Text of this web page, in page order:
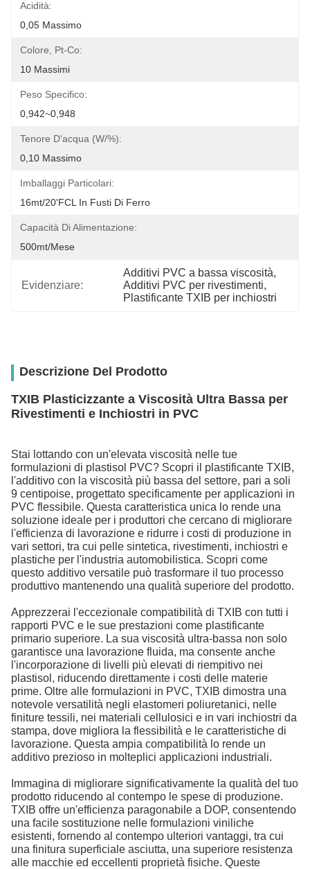
Acidità:
0,05 Massimo
Colore, Pt-Co:
10 Massimi
Peso Specifico:
0,942~0,948
Tenore D'acqua (w/%):
0,10 Massimo
Imballaggi Particolari:
16mt/20'FCL In Fusti Di Ferro
Capacità Di Alimentazione:
500mt/mese
Evidenziare:
Additivi PVC a bassa viscosità,
Additivi PVC per rivestimenti,
Plastificante TXIB per inchiostri
Descrizione Del Prodotto
TXIB Plasticizzante a Viscosità Ultra Bassa per
Rivestimenti e Inchiostri in PVC
Stai lottando con un'elevata viscosità nelle tue
formulazioni di plastisol PVC? Scopri il plastificante TXIB,
l'additivo con la viscosità più bassa del settore, pari a soli
9 centipoise, progettato specificamente per applicazioni in
PVC flessibile. Questa caratteristica unica lo rende una
soluzione ideale per i produttori che cercano di migliorare
l'efficienza di lavorazione e ridurre i costi di produzione in
vari settori, tra cui pelle sintetica, rivestimenti, inchiostri e
plastiche per l'industria automobilistica. Scopri come
questo additivo versatile può trasformare il tuo processo
produttivo mantenendo una qualità superiore del prodotto.
Apprezzerai l'eccezionale compatibilità di TXIB con tutti i
rapporti PVC e le sue prestazioni come plastificante
primario superiore. La sua viscosità ultra-bassa non solo
garantisce una lavorazione fluida, ma consente anche
l'incorporazione di livelli più elevati di riempitivo nei
plastisol, riducendo direttamente i costi delle materie
prime. Oltre alle formulazioni in PVC, TXIB dimostra una
notevole versatilità negli elastomeri poliuretanici, nelle
finiture tessili, nei materiali cellulosici e in vari inchiostri da
stampa, dove migliora la flessibilità e le caratteristiche di
lavorazione. Questa ampia compatibilità lo rende un
additivo prezioso in molteplici applicazioni industriali.
Immagina di migliorare significativamente la qualità del tuo
prodotto riducendo al contempo le spese di produzione.
TXIB offre un'efficienza paragonabile a DOP, consentendo
una facile sostituzione nelle formulazioni viniliche
esistenti, fornendo al contempo ulteriori vantaggi, tra cui
una finitura superficiale asciutta, una superiore resistenza
alle macchie ed eccellenti proprietà fisiche. Queste